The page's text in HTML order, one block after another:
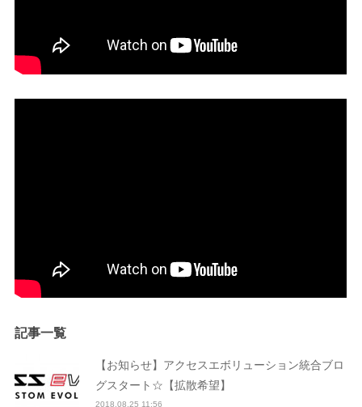
記事一覧
【お知らせ】アクセスエボリューション統合ブロ
グスタート☆【拡散希望】
2018.08.25 11:56